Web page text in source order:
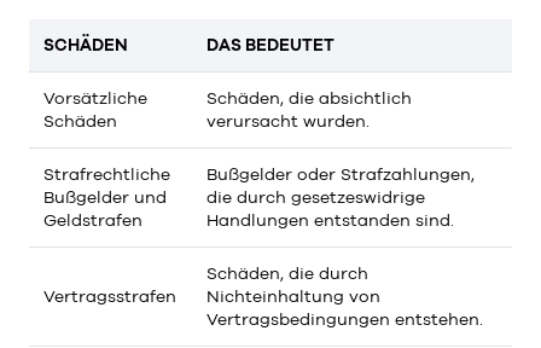
SCHÄDEN DAS BEDEUTET
Vorsätzliche
Schäden
Schäden, die absichtlich
verursacht wurden.
Strafrechtliche
Bußgelder und
Geldstrafen
Bußgelder oder Strafzahlungen,
die durch gesetzeswidrige
Handlungen entstanden sind.
Vertragsstrafen
Schäden, die durch
Nichteinhaltung von
Vertragsbedingungen entstehen.